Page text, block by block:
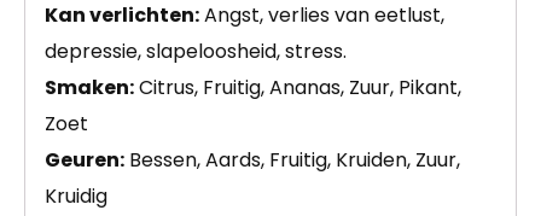
Kan verlichten:Angst, verlies van eetlust,
depressie, slapeloosheid, stress.
Smaken:Citrus, Fruitig, Ananas, Zuur, Pikant,
Zoet
Geuren: Bessen, Aards, Fruitig, Kruiden, Zuur,
Kruidig